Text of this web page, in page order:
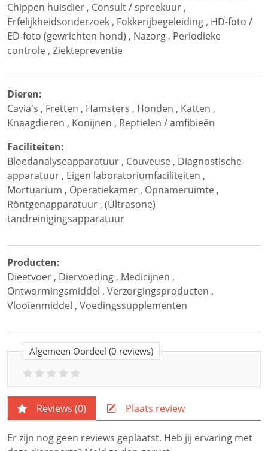
Chippen huisdier , Consult / spreekuur ,
Erfelijkheidsonderzoek , Fokkerijbegeleiding , HD-foto /
ED-foto (gewrichten hond) , Nazorg , Periodieke
controle , Ziektepreventie
Dieren:
Cavia's , Fretten , Hamsters , Honden , Katten ,
Knaagdieren , Konijnen , Reptielen / amfibieën
Faciliteiten:
Bloedanalyseapparatuur , Couveuse , Diagnostische
apparatuur , Eigen laboratoriumfaciliteiten ,
Mortuarium , Operatiekamer , Opnameruimte ,
Röntgenapparatuur , (Ultrasone)
tandreinigingsapparatuur
Producten:
Dieetvoer , Diervoeding , Medicijnen ,
Ontwormingsmiddel , Verzorgingsproducten ,
Vlooienmiddel , Voedingssupplementen
Algemeen Oordeel (0 reviews)
Reviews (0) Plaats review
Er zijn nog geen reviews geplaatst. Heb jij ervaring met